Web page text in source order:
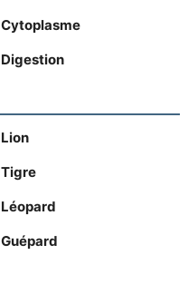
Cytoplasme
Digestion
Lion
Tigre
Léopard
Guépard